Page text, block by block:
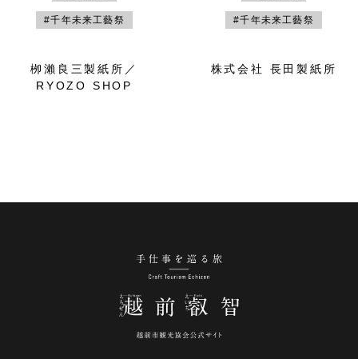
#千年未来工藝祭
栁瀨良三製紙所／
RYOZO SHOP
#千年未来工藝祭
株式会社 長田製紙所